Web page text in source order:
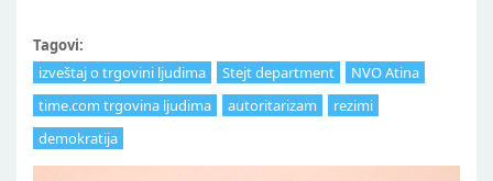
Tagovi:
izveštaj o trgovini ljudima
Stejt department
NVO Atina
time.com trgovina ljudima
autoritarizam
rezimi
demokratija